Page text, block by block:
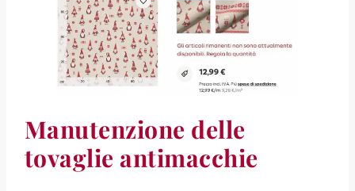
Manutenzione delle
tovaglie antimacchie